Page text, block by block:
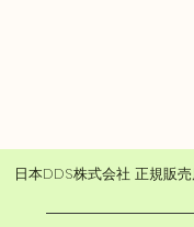
日本DDS株式会社 正規販